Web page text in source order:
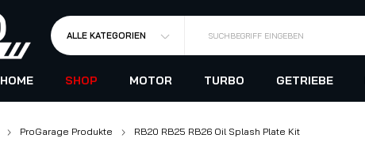
ALLE KATEGORIEN SUCHBEGRIFF EINGEBEN
HOME SHOP MOTOR TURBO GETRIEBE
ProGarage Produkte RB20 RB25 RB26 Oil Splash Plate Kit